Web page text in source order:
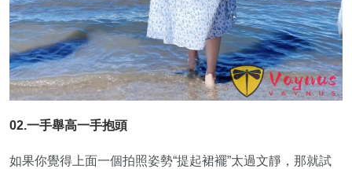
02.一手舉高一手抱頭
如果你覺得上面一個拍照姿勢“提起裙襬”太過文靜，那就試